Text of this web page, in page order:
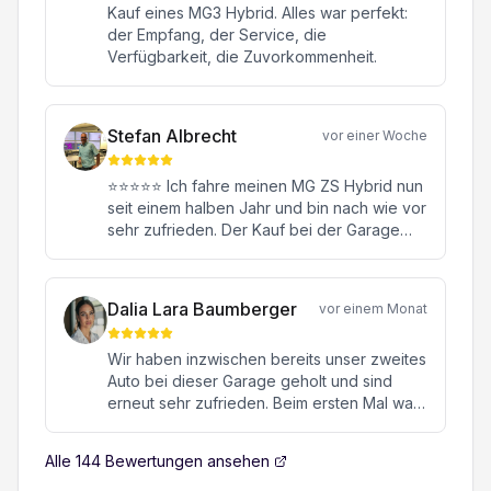
Kauf eines MG3 Hybrid. Alles war perfekt:
der Empfang, der Service, die
Verfügbarkeit, die Zuvorkommenheit.
Stefan Albrecht vor einer Woche
⭐⭐⭐⭐⭐ Ich fahre meinen MG ZS Hybrid nun
seit einem halben Jahr und bin nach wie vor
sehr zufrieden. Der Kauf bei der Garage
Ende eine rundum positive Erfahrung.
Verkaufsberater Herrn Janick Moor. Er hat
mich kompetent, ehrlich und ohne jeglichen
Verkaufsdruck beraten. Mit seiner
freundlichen, engagierten und
sympathischen Art hat er sich viel Zeit für all
aufgehoben gefühlt habe. Auch nach dem
Dalia Lara Baumberger vor einem Monat
Wir haben inzwischen bereits unser zweites
Auto bei dieser Garage geholt und sind
erneut sehr zufrieden. Beim ersten Mal war
gesamte Abwicklung von Anfang bis Ende
Alle 144 Bewertungen ansehen